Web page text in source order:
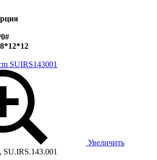
Увеличить
SU.IRS.143.001